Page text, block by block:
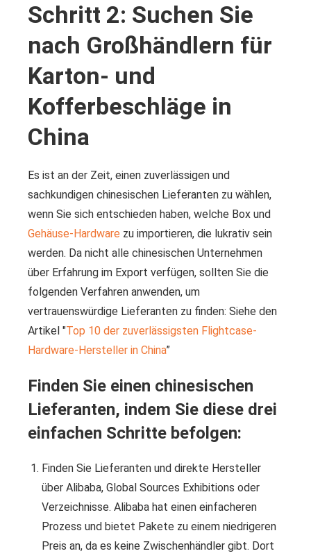
Schritt 2: Suchen Sie
nach Großhändlern für
Karton- und
Kofferbeschläge in
China
Es ist an der Zeit, einen zuverlässigen und
sachkundigen chinesischen Lieferanten zu wählen,
wenn Sie sich entschieden haben, welche Box und
Gehäuse-Hardware zu importieren, die lukrativ sein
werden. Da nicht alle chinesischen Unternehmen
über Erfahrung im Export verfügen, sollten Sie die
folgenden Verfahren anwenden, um
vertrauenswürdige Lieferanten zu finden: Siehe den
Artikel "Top 10 der zuverlässigsten Flightcase-
Hardware-Hersteller in China”
Finden Sie einen chinesischen
Lieferanten, indem Sie diese drei
einfachen Schritte befolgen:
Finden Sie Lieferanten und direkte Hersteller
über Alibaba, Global Sources Exhibitions oder
Verzeichnisse. Alibaba hat einen einfacheren
Prozess und bietet Pakete zu einem niedrigeren
Preis an, da es keine Zwischenhändler gibt. Dort